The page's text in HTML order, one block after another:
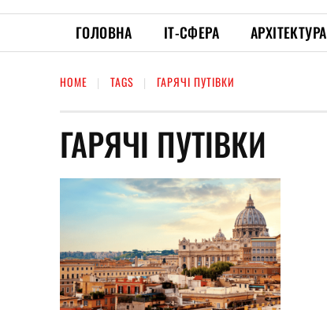
ГОЛОВНА ІТ-СФЕРА АРХІТЕКТУРА
HOME TAGS ГАРЯЧІ ПУТІВКИ
ГАРЯЧІ ПУТІВКИ